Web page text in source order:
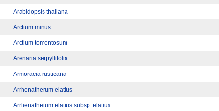
Arabidopsis thaliana
Arctium minus
Arctium tomentosum
Arenaria serpyllifolia
Armoracia rusticana
Arrhenatherum elatius
Arrhenatherum elatius subsp. elatius